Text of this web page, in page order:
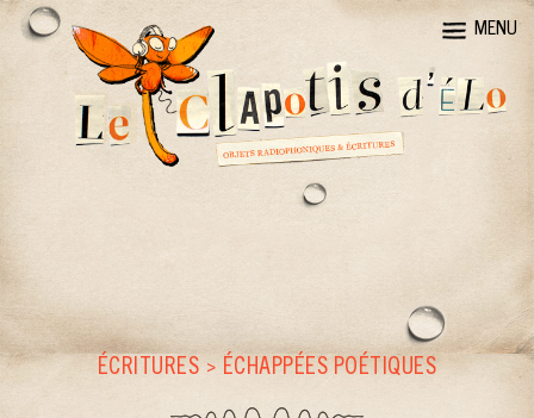
MENU
ÉCRITURES > ÉCHAPPÉES POÉTIQUES